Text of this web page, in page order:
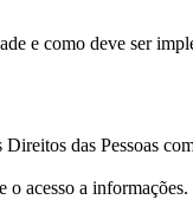
e como deve ser
das Pessoas
o acesso a informações.